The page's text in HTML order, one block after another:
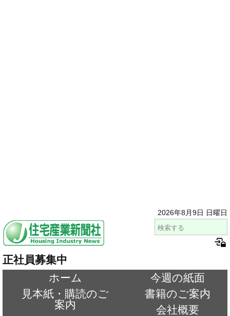
2026年8月9日 日曜日
正社員募集中
ホーム
今週の紙面
見本紙・購読のご
案内
書籍のご案内
会社概要